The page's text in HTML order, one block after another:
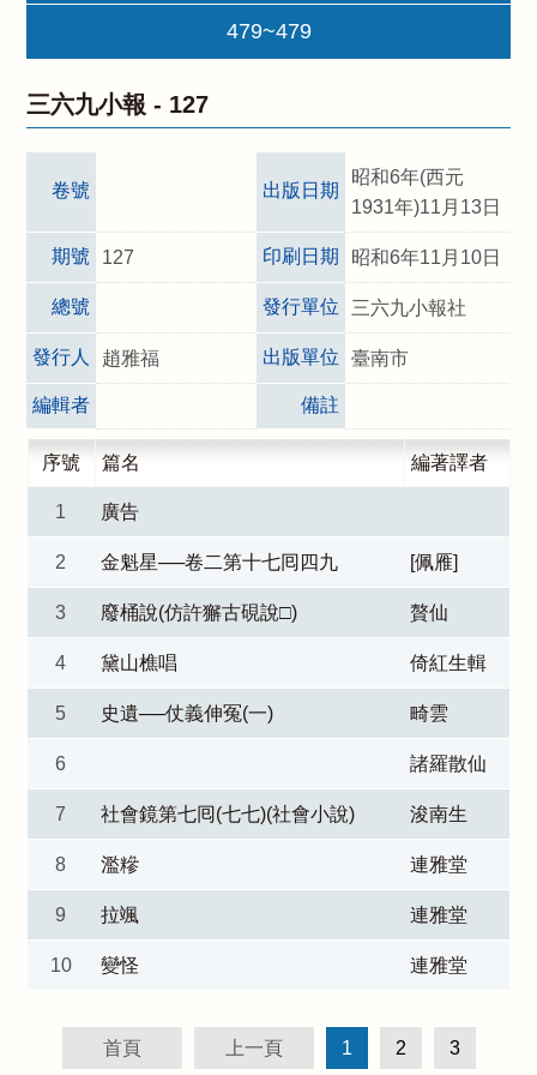
479~479
三六九小報 - 127
卷號 出版日期
昭和6年(西元
1931年)11月13日
期號 127 印刷日期 昭和6年11月10日
總號 發行單位 三六九小報社
發行人 趙雅福 出版單位 臺南市
編輯者 備註
序號 篇名 編著譯者
1 廣告
2 金魁星──卷二第十七囘四九 [佩雁]
3 廢桶說(仿許獬古硯說□) 贅仙
4 黛山樵唱 倚紅生輯
5 史遺──仗義伸冤(一) 畸雲
6 諸羅散仙
7 社會鏡第七囘(七七)(社會小說) 浚南生
8 濫糝 連雅堂
9 拉颯 連雅堂
10 變怪 連雅堂
首頁 上一頁 1 2 3